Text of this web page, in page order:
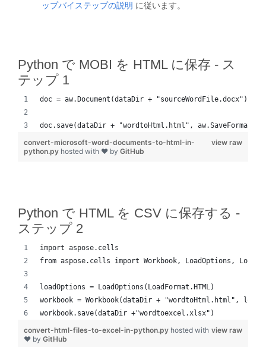
ップバイステップの説明 に従います。
Python で MOBI を HTML に保存 - ス
テップ 1
doc = aw.Document(dataDir + "sourceWordFile.docx")
doc.save(dataDir + "wordtoHtml.html",
view raw
convert-microsoft-word-documents-to-html-in-
python.py hosted with ❤ by GitHub
Python で HTML を CSV に保存する -
ステップ 2
import aspose.cells
from aspose.cells import Workbook, LoadOptions,
loadOptions = LoadOptions(LoadFormat.HTML)
workbook = Workbook(dataDir + "wordtoHtml.html",
workbook.save(dataDir +"wordtoexcel.xlsx")
view raw
convert-html-files-to-excel-in-python.py hosted with
❤ by GitHub